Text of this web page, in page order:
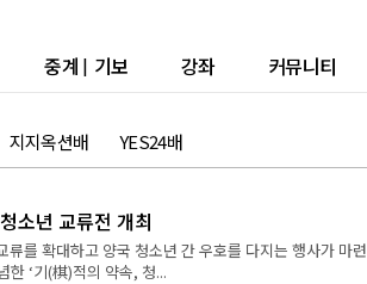
중계 | 기보 강좌 커뮤니티
지지옥션배 YES24배
소년 교류전 개최
를 확대하고 양국 청소년 간 우호를 다지는 행사가 마련
한 ‘기(棋)적의 약속, 청...